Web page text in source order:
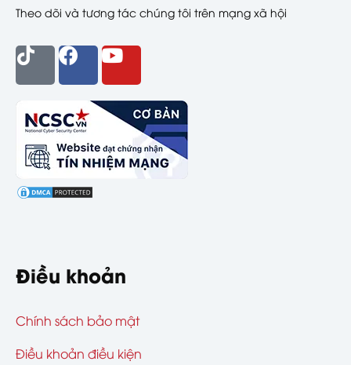
Theo dõi và tương tác chúng tôi trên mạng xã hội
Điều khoản
Chính sách bảo mật
Điều khoản điều kiện